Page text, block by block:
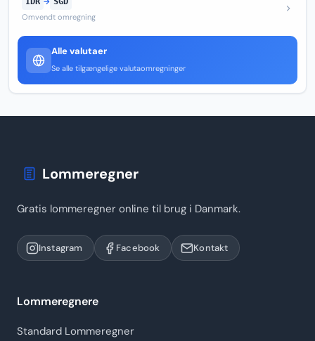
Omvendt omregning
Alle valutaer
Se alle tilgængelige valutaomregninger
Lommeregner
Gratis lommeregner online til brug i Danmark.
Instagram Facebook Kontakt
Lommeregnere
Standard Lommeregner